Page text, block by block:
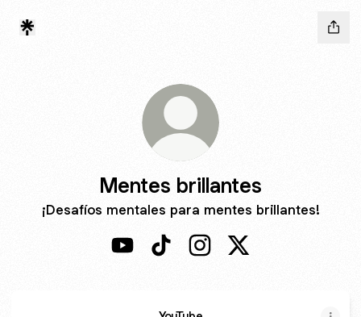
Mentes brillantes
¡Desafíos mentales para mentes brillantes!